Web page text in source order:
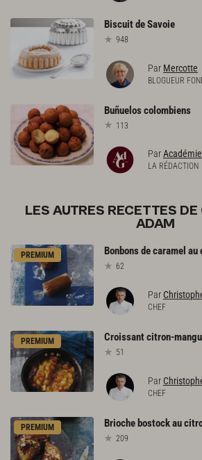
BiscuitdeSavoie
948
Par Mercotte
BLOGUEUR
Buñueloscolombiens
113
Par
LA RÉDACTION
LES AUTRES RECETTES
ADAM
PREMIUM Bonbonsdecaramel au
62
Par
CHEF
PREMIUM Croissantcitron-
51
Par
CHEF
PREMIUM Brioche bostockau
209